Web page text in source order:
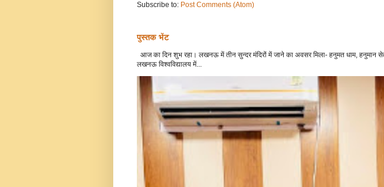
Subscribe to: Post Comments (Atom)
पुस्तक भेंट
आज का दिन शुभ रहा। लखनऊ में तीन सुन्दर मंदिरों में जाने का अवसर मिला- हनुमत धाम, हनुमान
लखनऊ विश्वविद्यालय में...